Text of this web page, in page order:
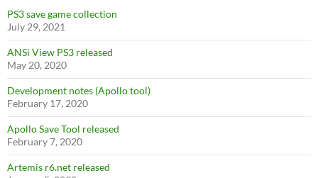
PS3 save game collection
July 29, 2021
ANSi View PS3 released
May 20, 2020
Development notes (Apollo tool)
February 17, 2020
Apollo Save Tool released
February 7, 2020
Artemis r6.net released